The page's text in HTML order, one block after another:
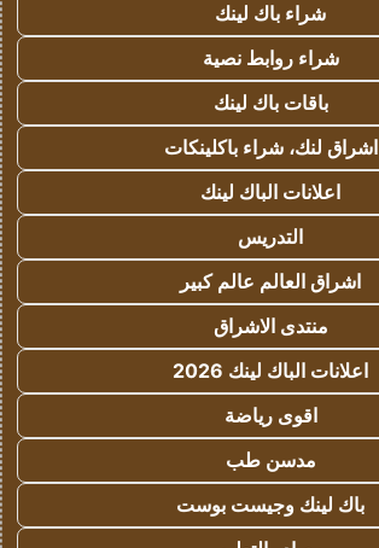
شراء باك لينك
شراء روابط نصية
باقات باك لينك
اشراق لنك، شراء باكلينكات
اعلانات الباك لينك
التدريس
اشراق العالم عالم كبير
منتدى الاشراق
اعلانات الباك لينك 2026
اقوى رياضة
مدسن طب
باك لينك وجيست بوست